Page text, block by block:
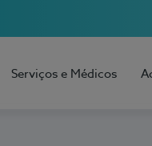
Serviços e Médicos